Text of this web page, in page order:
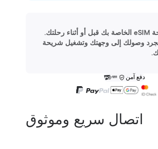
قم بتثبيت شريحة eSIM الخاصة بك قبل أو أثناء رحلتك.
إلى وجهتك وتشغيل شريحة
اتصال سريع وموثوق